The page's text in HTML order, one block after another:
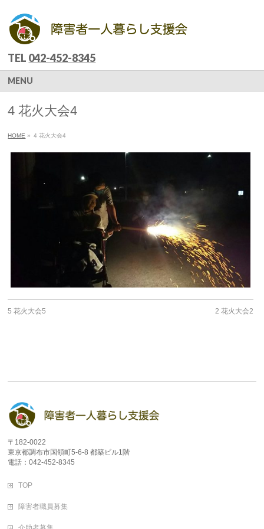
TEL 042-452-8345
MENU
4 花火大会4
HOME » 4 花火大会4
5 花火大会5 2 花火大会2
〒182-0022
東京都調布市国領町5-6-8 都築ビル1階
電話：042-452-8345
TOP
障害者職員募集